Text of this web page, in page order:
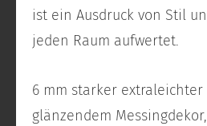
ist ein Ausdruck von Stil
jeden Raum aufwertet.
6 mm starker
glänzendem